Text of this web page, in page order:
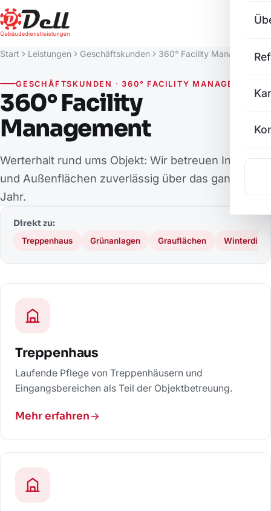
Start Leistungen Geschäftskunden 360° Facility Management
GESCHÄFTSKUNDEN · 360° FACILITY MANAGEMENT
360° Facility
Management
Werterhalt rund ums Objekt: Wir betreuen Innen-
und Außenflächen zuverlässig über das ganze
Jahr.
Direkt zu:
Treppenhaus Grünanlagen Grauflächen
Treppenhaus
Laufende Pflege von Treppenhäusern und
Eingangsbereichen als Teil der Objektbetreuung.
Mehr erfahren